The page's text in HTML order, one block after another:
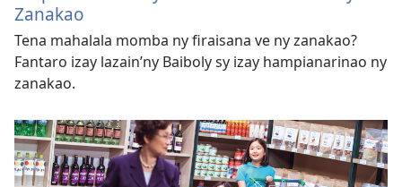
Zanakao
Tena mahalala momba ny firaisana ve ny zanakao?
Fantaro izay lazain’ny Baiboly sy izay hampianarinao ny
zanakao.